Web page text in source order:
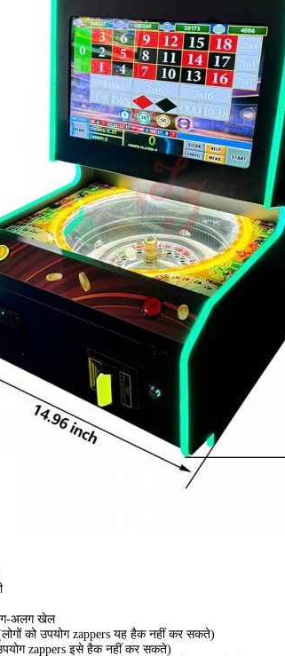
अलग खेल
(लोगों को उपयोग zappers यह हैक नहीं कर सकते)
उपयोग zappers इसे हैक नहीं कर सकते)